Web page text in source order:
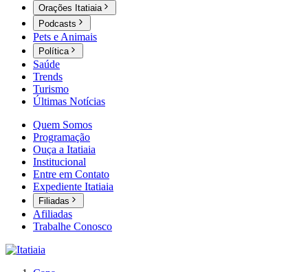
Orações Itatiaia
Podcasts
Pets e Animais
Política
Saúde
Trends
Turismo
Últimas Notícias
Quem Somos
Programação
Ouça a Itatiaia
Institucional
Entre em Contato
Expediente Itatiaia
Filiadas
Afiliadas
Trabalhe Conosco